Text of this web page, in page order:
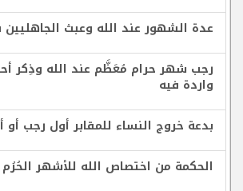
عدة الشهور عند الله وعبث الجاهليين
رجب شهر حرام مُعَظَّم عند الله وذِكر
واردة فيه
بدعة خروج النساء للمقابر أول رجب
الحكمة من اختصاص الله للأشهر الحُرُم